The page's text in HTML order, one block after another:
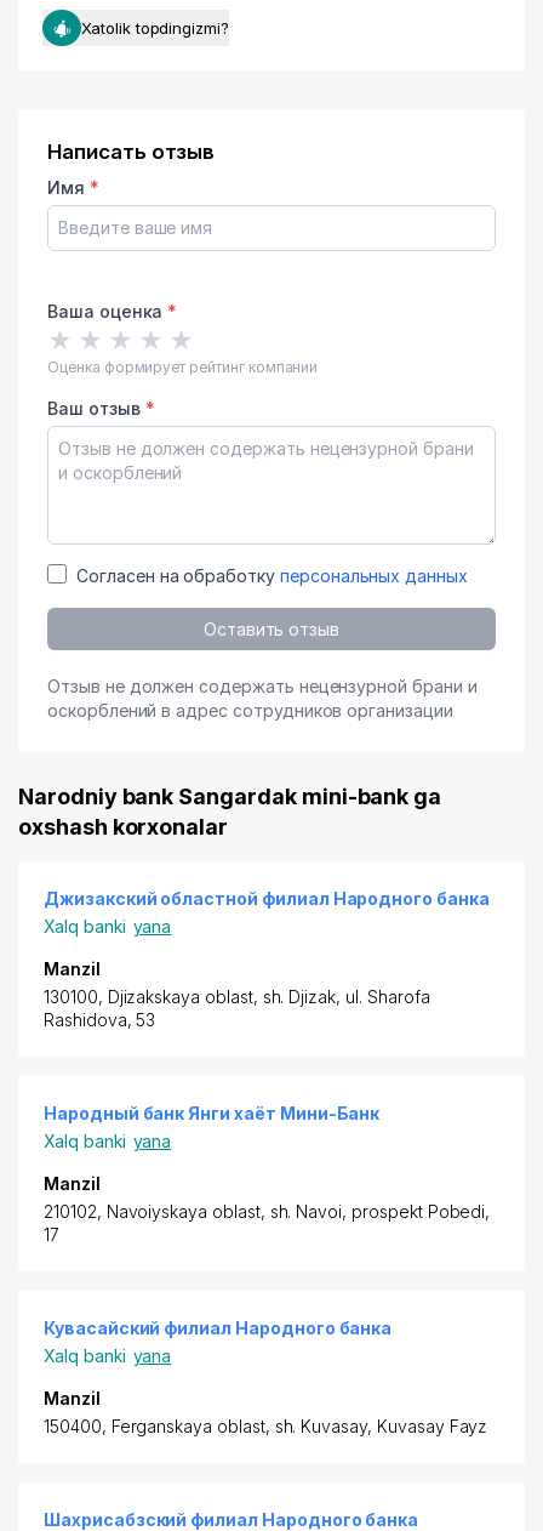
Xatolik topdingizmi?
Написать отзыв
Имя *
Ваша оценка *
★ ★ ★ ★ ★
Оценка формирует рейтинг компании
Ваш отзыв *
Согласен на обработку персональных данных
Оставить отзыв
Отзыв не должен содержать нецензурной брани и
оскорблений в адрес сотрудников организации
Narodniy bank Sangardak mini-bank ga
oxshash korxonalar
Джизакский областной филиал Народного банка
Xalq banki yana
Manzil
130100, Djizakskaya oblast, sh. Djizak, ul. Sharofa
Rashidova, 53
Народный банк Янги хаёт Мини-Банк
Xalq banki yana
Manzil
210102, Navoiyskaya oblast, sh. Navoi, prospekt Pobedi,
17
Кувасайский филиал Народного банка
Xalq banki yana
Manzil
150400, Ferganskaya oblast, sh. Kuvasay, Kuvasay Fayz
Шахрисабзский филиал Народного банка